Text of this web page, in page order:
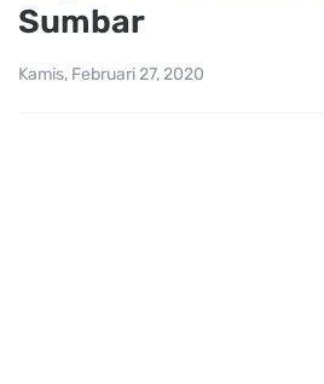
Sumbar
Kamis, Februari 27, 2020